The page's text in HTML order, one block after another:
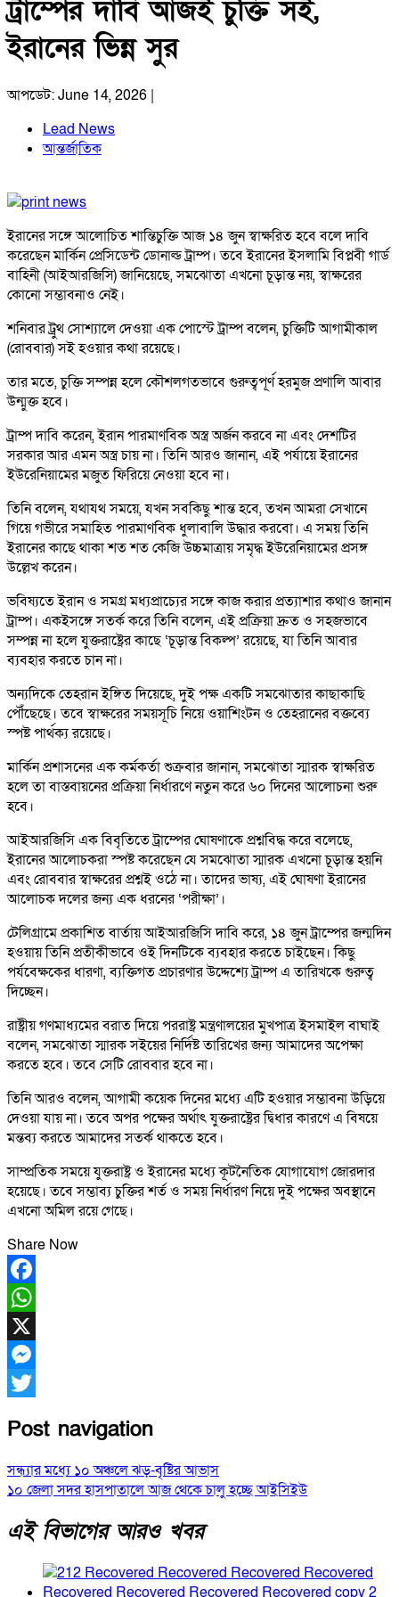
ট্রাম্পের দাবি আজই চুক্তি সই,
ইরানের ভিন্ন সুর
আপডেট: June 14, 2026 |
Lead News
আন্তর্জাতিক
ইরানের সঙ্গে আলোচিত শান্তিচুক্তি আজ ১৪ জুন স্বাক্ষরিত হবে বলে দাবি
করেছেন মার্কিন প্রেসিডেন্ট ডোনাল্ড ট্রাম্প। তবে ইরানের ইসলামি বিপ্লবী গার্ড
বাহিনী (আইআরজিসি) জানিয়েছে, সমঝোতা এখনো চূড়ান্ত নয়, স্বাক্ষরের
কোনো সম্ভাবনাও নেই।
শনিবার ট্রুথ সোশ্যালে দেওয়া এক পোস্টে ট্রাম্প বলেন, চুক্তিটি আগামীকাল
(রোববার) সই হওয়ার কথা রয়েছে।
তার মতে, চুক্তি সম্পন্ন হলে কৌশলগতভাবে গুরুত্বপূর্ণ হরমুজ প্রণালি আবার
উন্মুক্ত হবে।
ট্রাম্প দাবি করেন, ইরান পারমাণবিক অস্ত্র অর্জন করবে না এবং দেশটির
সরকার আর এমন অস্ত্র চায় না। তিনি আরও জানান, এই পর্যায়ে ইরানের
ইউরেনিয়ামের মজুত ফিরিয়ে নেওয়া হবে না।
তিনি বলেন, যথাযথ সময়ে, যখন সবকিছু শান্ত হবে, তখন আমরা সেখানে
গিয়ে গভীরে সমাহিত পারমাণবিক ধুলাবালি উদ্ধার করবো। এ সময় তিনি
ইরানের কাছে থাকা শত শত কেজি উচ্চমাত্রায় সমৃদ্ধ ইউরেনিয়ামের প্রসঙ্গ
উল্লেখ করেন।
ভবিষ্যতে ইরান ও সমগ্র মধ্যপ্রাচ্যের সঙ্গে কাজ করার প্রত্যাশার কথাও জানান
ট্রাম্প। একইসঙ্গে সতর্ক করে তিনি বলেন, এই প্রক্রিয়া দ্রুত ও সহজভাবে
সম্পন্ন না হলে যুক্তরাষ্ট্রের কাছে ‘চূড়ান্ত বিকল্প’ রয়েছে, যা তিনি আবার
ব্যবহার করতে চান না।
অন্যদিকে তেহরান ইঙ্গিত দিয়েছে, দুই পক্ষ একটি সমঝোতার কাছাকাছি
পৌঁছেছে। তবে স্বাক্ষরের সময়সূচি নিয়ে ওয়াশিংটন ও তেহরানের বক্তব্যে
স্পষ্ট পার্থক্য রয়েছে।
মার্কিন প্রশাসনের এক কর্মকর্তা শুক্রবার জানান, সমঝোতা স্মারক স্বাক্ষরিত
হলে তা বাস্তবায়নের প্রক্রিয়া নির্ধারণে নতুন করে ৬০ দিনের আলোচনা শুরু
হবে।
আইআরজিসি এক বিবৃতিতে ট্রাম্পের ঘোষণাকে প্রশ্নবিদ্ধ করে বলেছে,
ইরানের আলোচকরা স্পষ্ট করেছেন যে সমঝোতা স্মারক এখনো চূড়ান্ত হয়নি
এবং রোববার স্বাক্ষরের প্রশ্নই ওঠে না। তাদের ভাষ্য, এই ঘোষণা ইরানের
আলোচক দলের জন্য এক ধরনের ‘পরীক্ষা’।
টেলিগ্রামে প্রকাশিত বার্তায় আইআরজিসি দাবি করে, ১৪ জুন ট্রাম্পের জন্মদিন
হওয়ায় তিনি প্রতীকীভাবে ওই দিনটিকে ব্যবহার করতে চাইছেন। কিছু
পর্যবেক্ষকের ধারণা, ব্যক্তিগত প্রচারণার উদ্দেশ্যে ট্রাম্প এ তারিখকে গুরুত্ব
দিচ্ছেন।
রাষ্ট্রীয় গণমাধ্যমের বরাত দিয়ে পররাষ্ট্র মন্ত্রণালয়ের মুখপাত্র ইসমাইল বাঘাই
বলেন, সমঝোতা স্মারক সইয়ের নির্দিষ্ট তারিখের জন্য আমাদের অপেক্ষা
করতে হবে। তবে সেটি রোববার হবে না।
তিনি আরও বলেন, আগামী কয়েক দিনের মধ্যে এটি হওয়ার সম্ভাবনা উড়িয়ে
দেওয়া যায় না। তবে অপর পক্ষের অর্থাৎ যুক্তরাষ্ট্রের দ্বিধার কারণে এ বিষয়ে
মন্তব্য করতে আমাদের সতর্ক থাকতে হবে।
সাম্প্রতিক সময়ে যুক্তরাষ্ট্র ও ইরানের মধ্যে কূটনৈতিক যোগাযোগ জোরদার
হয়েছে। তবে সম্ভাব্য চুক্তির শর্ত ও সময় নির্ধারণ নিয়ে দুই পক্ষের অবস্থানে
এখনো অমিল রয়ে গেছে।
Share Now
Facebook
WhatsApp
X
Messenger
Post navigation
সন্ধ্যার মধ্যে ১০ অঞ্চলে ঝড়-বৃষ্টির আভাস
১০ জেলা সদর হাসপাতালে আজ থেকে চালু হচ্ছে আইসিইউ
এই বিভাগের আরও খবর